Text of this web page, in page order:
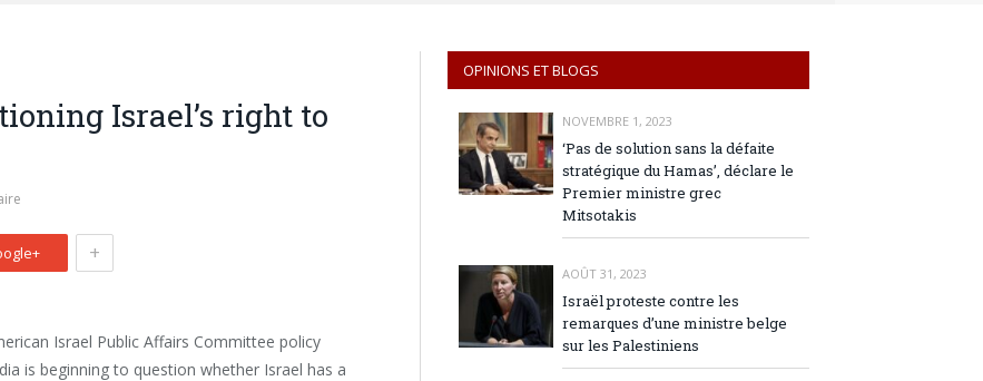
Israel’s right to
+
Israel Public Affairs Committee policy
is beginning to question whether Israel has a
OPINIONS ET BLOGS
NOVEMBRE 1, 2023
‘Pas de solution sans la défaite
stratégique du Hamas’, déclare le
Premier ministre grec
Mitsotakis
AOÛT 31, 2023
Israël proteste contre les
remarques d’une ministre belge
sur les Palestiniens